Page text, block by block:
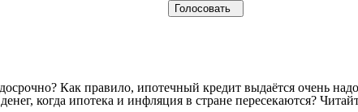
Как правило, ипотечный кредит выдаётся очень
когда ипотека и инфляция в стране пересекаются?